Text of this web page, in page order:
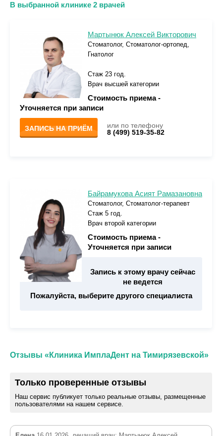
В выбранной клинике 2 врачей
Мартынюк Алексей Викторович
Стоматолог, Стоматолог-ортопед,
Гнатолог
Стаж 23 год.
Врач высшей категории
Стоимость приема -
Уточняется при записи
ЗАПИСЬ НА ПРИЁМ
или по телефону
8 (499) 519-35-82
Байрамукова Асият Рамазановна
Стоматолог, Стоматолог-терапевт
Стаж 5 год.
Врач второй категории
Стоимость приема -
Уточняется при записи
Запись к этому врачу сейчас
не ведется
Пожалуйста, выберите другого специалиста
Отзывы «Клиника ИмплаДент на Тимирязевской»
Только проверенные отзывы
Наш сервис публикует только реальные отзывы, размещенные
пользователями на нашем сервисе.